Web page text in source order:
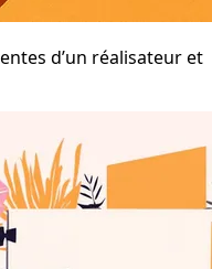
d’un réalisateur et